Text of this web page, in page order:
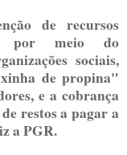
de recursos
por meio do
sociais,
de propina"
e a cobrança
restos a pagar a
a PGR.